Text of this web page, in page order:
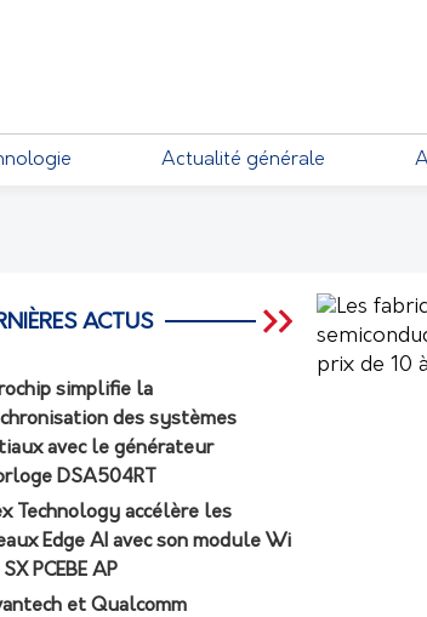
Actualité générale
ACTUS
simplifie la
des systèmes
avec le générateur
DSA504RT
Technology accélère les
Edge AI avec son module Wi
PCEBE AP
et Qualcomm